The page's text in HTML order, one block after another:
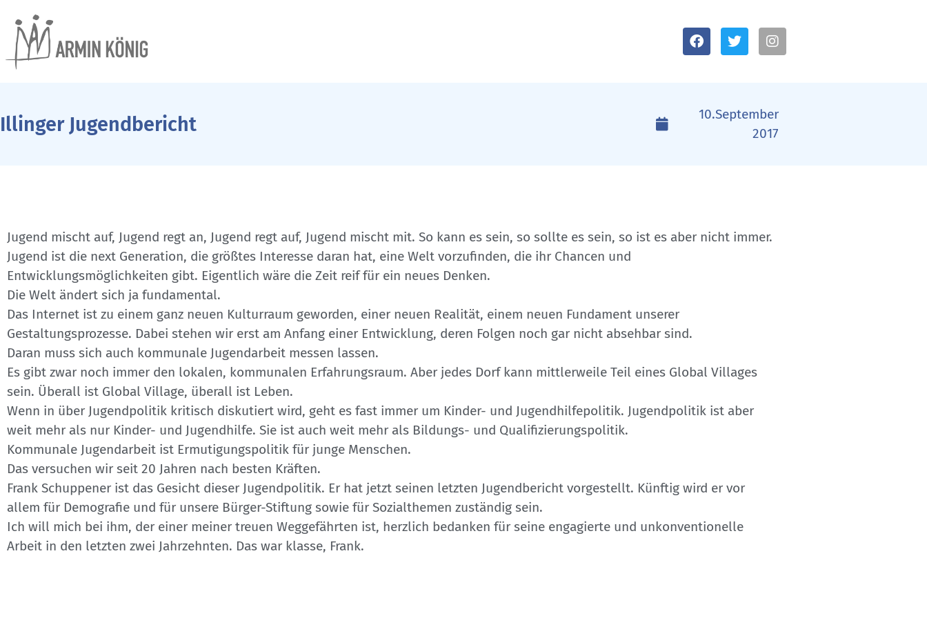
Illinger Jugendbericht
10.September
2017
Jugend mischt auf, Jugend regt an, Jugend regt auf, Jugend mischt mit. So kann es sein, so sollte es sein, so ist es aber nicht immer.
Jugend ist die next Generation, die größtes Interesse daran hat, eine Welt vorzufinden, die ihr Chancen und
Entwicklungsmöglichkeiten gibt. Eigentlich wäre die Zeit reif für ein neues Denken.
Die Welt ändert sich ja fundamental.
Das Internet ist zu einem ganz neuen Kulturraum geworden, einer neuen Realität, einem neuen Fundament unserer
Gestaltungsprozesse. Dabei stehen wir erst am Anfang einer Entwicklung, deren Folgen noch gar nicht absehbar sind.
Daran muss sich auch kommunale Jugendarbeit messen lassen.
Es gibt zwar noch immer den lokalen, kommunalen Erfahrungsraum. Aber jedes Dorf kann mittlerweile Teil eines Global Villages
sein. Überall ist Global Village, überall ist Leben.
Wenn in über Jugendpolitik kritisch diskutiert wird, geht es fast immer um Kinder- und Jugendhilfepolitik. Jugendpolitik ist aber
weit mehr als nur Kinder- und Jugendhilfe. Sie ist auch weit mehr als Bildungs- und Qualifizierungspolitik.
Kommunale Jugendarbeit ist Ermutigungspolitik für junge Menschen.
Das versuchen wir seit 20 Jahren nach besten Kräften.
Frank Schuppener ist das Gesicht dieser Jugendpolitik. Er hat jetzt seinen letzten Jugendbericht vorgestellt. Künftig wird er vor
allem für Demografie und für unsere Bürger-Stiftung sowie für Sozialthemen zuständig sein.
Ich will mich bei ihm, der einer meiner treuen Weggefährten ist, herzlich bedanken für seine engagierte und unkonventionelle
Arbeit in den letzten zwei Jahrzehnten. Das war klasse, Frank.